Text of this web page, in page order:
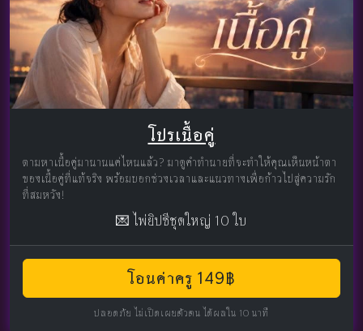
โปรเนื้อคู่
ตามหาเนื้อคู่มานานแค่ไหนแล้ว? มาดูคำทำนายที่จะทำให้คุณเห็นหน้าตา
ของเนื้อคู่ที่แท้จริง พร้อมบอกช่วงเวลาและแนวทางเพื่อก้าวไปสู่ความรัก
ที่สมหวัง!
💌 ไพ่ยิปซีชุดใหญ่ 10 ใบ
โอนค่าครู 149฿
ปลอดภัย ไม่เปิดเผยตัวตน ได้ผลใน 10 นาที